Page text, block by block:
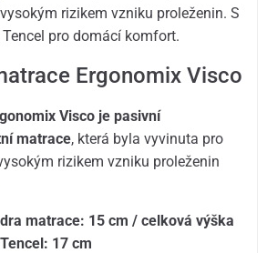
rizikem vzniku proleženin. S
pro domácí komfort.
Ergonomix Visco
Visco je pasivní
matrace, která byla vyvinuta pro
rizikem vzniku proleženin
matrace: 15 cm / celková výška
17 cm